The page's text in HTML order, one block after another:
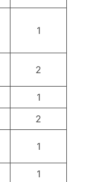
1
2
1
2
1
1